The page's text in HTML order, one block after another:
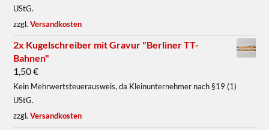
UStG.
zzgl.Versandkosten
2x Kugelschreiber mit Gravur "Berliner TT-
Bahnen"
1,50€
Kein Mehrwertsteuerausweis, da Kleinunternehmer nach §19 (1)
UStG.
zzgl.Versandkosten